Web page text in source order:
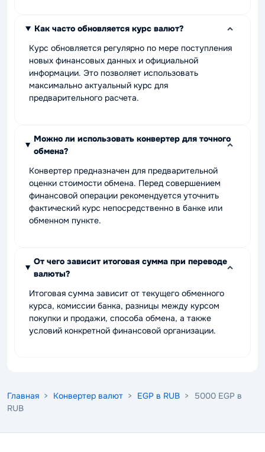
Как часто обновляется курс валют?
Курс обновляется регулярно по мере поступления
новых финансовых данных и официальной
информации. Это позволяет использовать
максимально актуальный курс для
предварительного расчета.
Можно ли использовать конвертер для точного
обмена?
Конвертер предназначен для предварительной
оценки стоимости обмена. Перед совершением
финансовой операции рекомендуется уточнить
фактический курс непосредственно в банке или
обменном пункте.
От чего зависит итоговая сумма при переводе
валюты?
Итоговая сумма зависит от текущего обменного
курса, комиссии банка, разницы между курсом
покупки и продажи, способа обмена, а также
условий конкретной финансовой организации.
Главная > Конвертер валют > EGP в RUB > 5000 EGP в
RUB